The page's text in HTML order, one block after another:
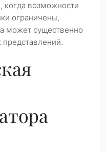
когда возможности
ограничены,
может существенно
представлений.